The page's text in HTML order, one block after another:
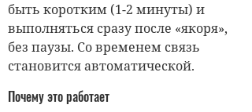
быть коротким (1-2 минуты) и
выполняться сразу после «якоря»,
без паузы. Со временем связь
становится автоматической.
Почему это работает